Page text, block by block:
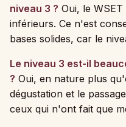
niveau 3 ? Oui, le
inférieurs. Ce n'est
bases solides, car le
Le niveau 3 est-il
? Oui, en nature plus
dégustation et le
ceux qui n'ont fait que